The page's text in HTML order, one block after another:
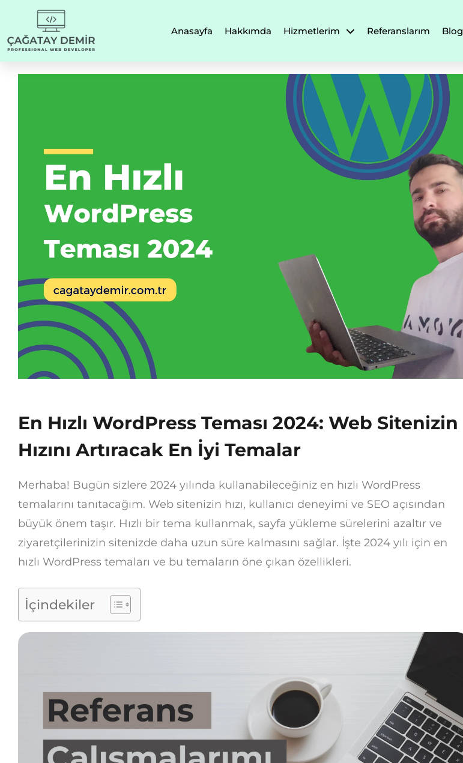
Anasayfa Hakkımda Hizmetlerim Referanslarım Blog
En Hızlı WordPress Teması 2024: Web Sitenizin
Hızını Artıracak En İyi Temalar
Merhaba! Bugün sizlere 2024 yılında kullanabileceğiniz en hızlı WordPress
temalarını tanıtacağım. Web sitenizin hızı, kullanıcı deneyimi ve SEO açısından
büyük önem taşır. Hızlı bir tema kullanmak, sayfa yükleme sürelerini azaltır ve
ziyaretçilerinizin sitenizde daha uzun süre kalmasını sağlar. İşte 2024 yılı için en
hızlı WordPress temaları ve bu temaların öne çıkan özellikleri.
İçindekiler